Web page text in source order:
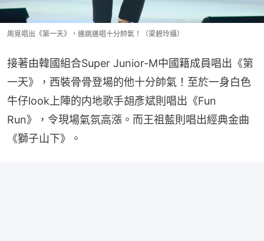
周覓唱出《第一天》，邊跳邊唱十分帥氣！（梁碧玲攝）
接著由韓國組合Super Junior-M中國籍成員唱出《第
一天》，西裝骨骨登場的他十分帥氣！至於一身白色
牛仔look上陣的内地歌手胡彥斌則唱出《Fun
Run》，令現場氣氛高漲。而王祖藍則唱出經典金曲
《獅子山下》。